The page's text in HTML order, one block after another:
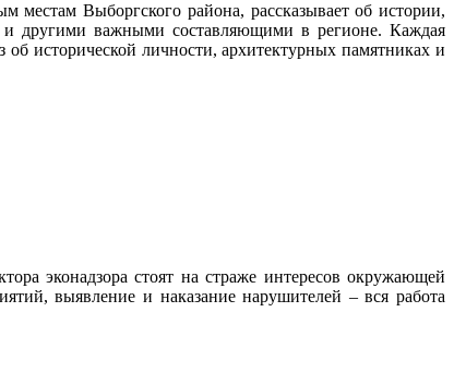
местам Выборгского района, рассказывает об истории,
и другими важными составляющими в регионе. Каждая
исторической личности, архитектурных памятниках и
эконадзора стоят на страже интересов окружающей
выявление и наказание нарушителей – вся работа